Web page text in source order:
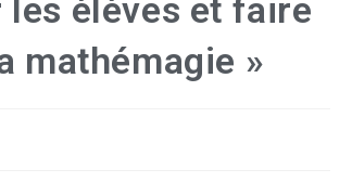
élèves et faire
mathémagie »